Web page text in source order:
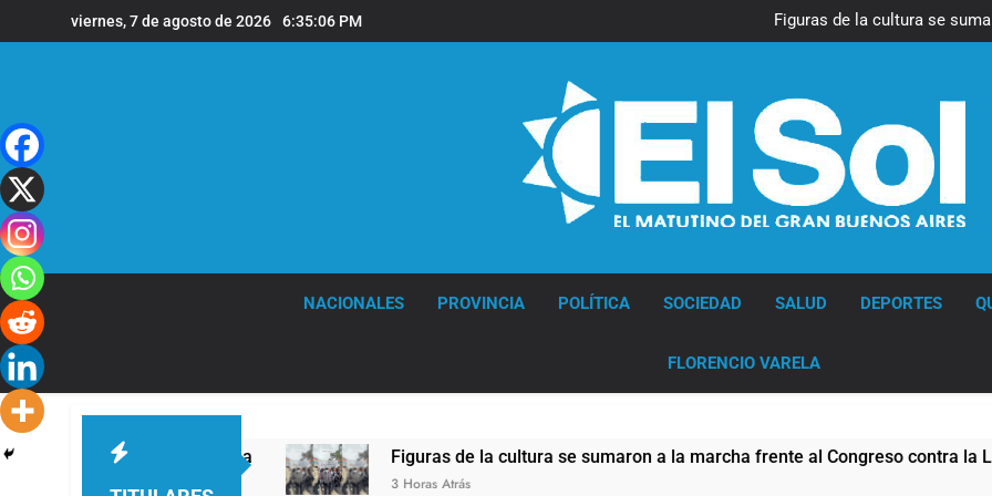
al
viernes, 7 de agosto de 2026 6:35:07 PM
Figuras de la cultura se
Nueva jornada negativa
Figuras de la cultura se
Nueva jornada negativa
en Wall Street y el
Jorge Macri condenó los
NACIONALES PROVINCIA POLÍTICA SOCIEDAD SALUD DEPORTES
FLORENCIO VARELA
XIV a la Argentina Figuras de la cultura se sumaron a la marcha frente al Congreso contra la Ley de
3 Horas Atrás